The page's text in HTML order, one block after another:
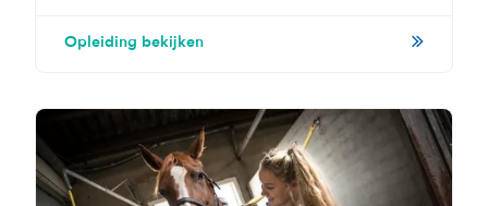
Opleiding bekijken